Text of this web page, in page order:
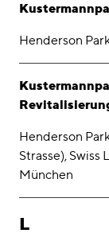
Henderson
Henderson
Strasse), Swiss
München
L